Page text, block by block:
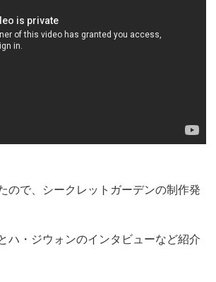
ので、シークレットガーデンの制作発
ハ・ジウォンのインタビューなど紹介